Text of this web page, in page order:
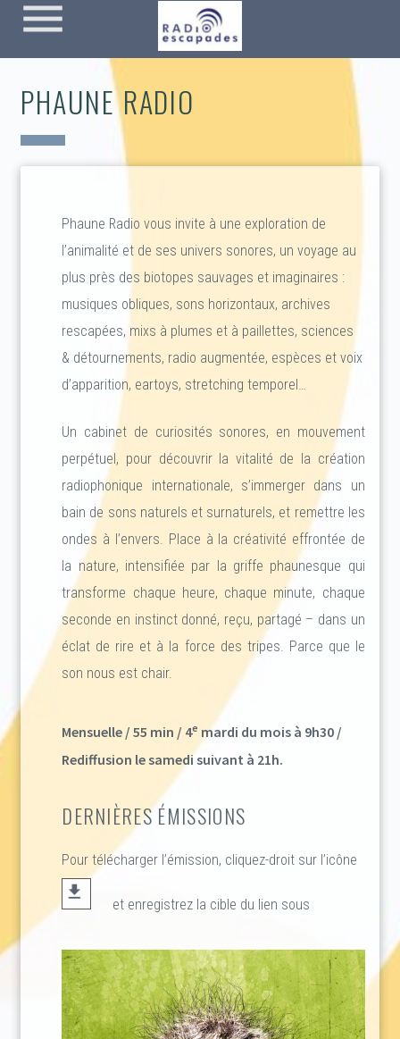
menu
PHAUNE RADIO
Phaune Radio vous invite à une exploration de
l’animalité et de ses univers sonores, un voyage au
plus près des biotopes sauvages et imaginaires :
musiques obliques, sons horizontaux, archives
rescapées, mixs à plumes et à paillettes, sciences
& détournements, radio augmentée, espèces et voix
d’apparition, eartoys, stretching temporel…
Un cabinet de curiosités sonores, en mouvement
perpétuel, pour découvrir la vitalité de la création
radiophonique internationale, s’immerger dans un
bain de sons naturels et surnaturels, et remettre les
ondes à l’envers. Place à la créativité effrontée de
la nature, intensifiée par la griffe phaunesque qui
transforme chaque heure, chaque minute, chaque
seconde en instinct donné, reçu, partagé – dans un
éclat de rire et à la force des tripes. Parce que le
son nous est chair.
Mensuelle / 55 min / 4e mardi du mois à 9h30 /
Rediffusion le samedi suivant à 21h.
DERNIÈRES ÉMISSIONS
Pour télécharger l’émission, cliquez-droit sur l’icône
et enregistrez la cible du lien sous